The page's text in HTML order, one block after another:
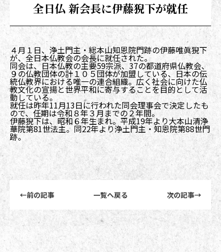
全日仏 新会長に伊藤猊下が就任
４月１日、浄土門主・総本山知恩院門跡の伊藤唯眞猊下
が、全日本仏教会の会長に就任された。
同会は、日本仏教の主要59宗派、37の都道府県仏教会、
９の仏教団体の計１０５団体が加盟している、日本の伝
統仏教界における唯一の連合組織。広く社会に向けた仏
教文化の宣揚と世界平和に寄与することを目的として活
動している。
就任は昨年11月13日に行われた同会理事会で決定したも
ので、任期は令和８年３月までの２年間。
伊藤猊下は、昭和６年生まれ。平成19年より大本山清浄
華院第81世法主。同22年より浄土門主・知恩院第88世門
跡。
←前の記事 一覧へ戻る 次の記事→